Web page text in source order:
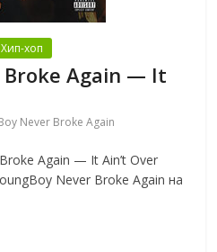
хоп
Broke Again — It
Never Broke Again
Again — It Ain’t Over
Never Broke Again на